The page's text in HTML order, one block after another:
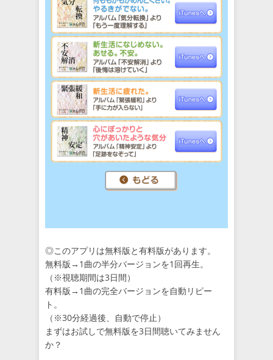
◎このアプリは無料版と有料版があります。
無料版→1曲の半分バージョンを1回再生。
（※視聴期間は3日間）
有料版→1曲の完全バージョンを自動リピー
ト。
（※30分経過後、自動で停止）
まずはお試しで無料版を3日間聴いてみません
か？